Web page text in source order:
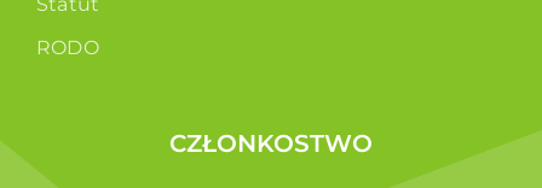
Statut
RODO
CZŁONKOSTWO